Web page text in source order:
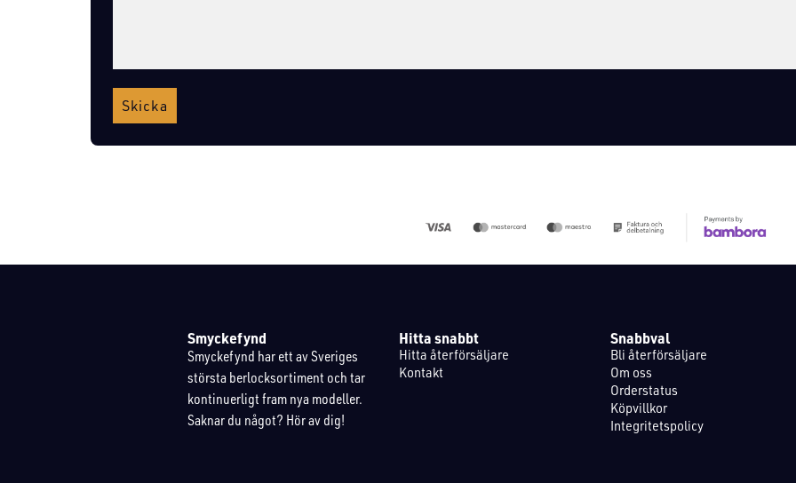
Skicka
Smyckefynd
Smyckefynd har ett av Sveriges
största berlocksortiment och tar
kontinuerligt fram nya modeller.
Saknar du något? Hör av dig!
Hitta snabbt
Hitta återförsäljare
Kontakt
Snabbval
Bli återförsäljare
Om oss
Orderstatus
Köpvillkor
Integritetspolicy